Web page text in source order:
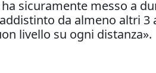
sicuramente messo a
da almeno altri
livello su ogni distanza».